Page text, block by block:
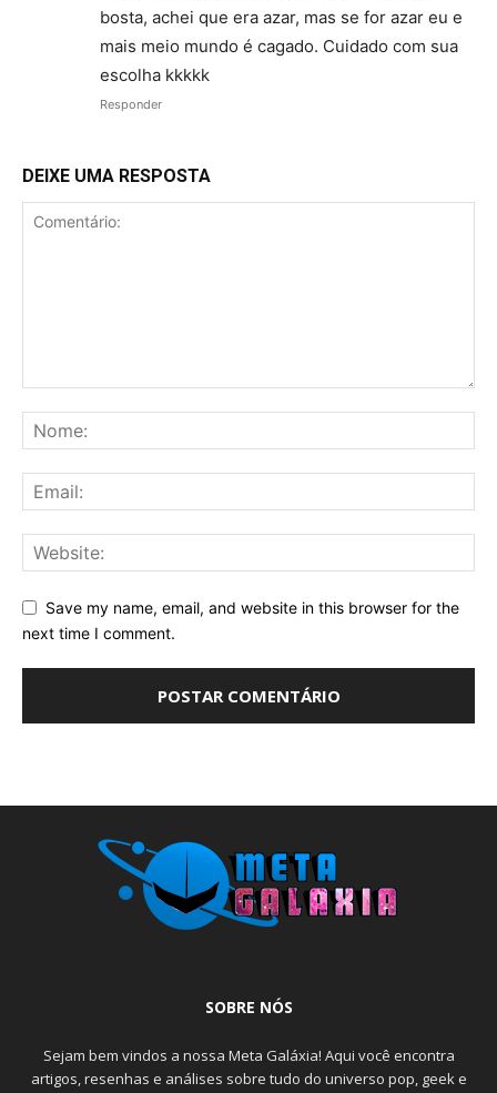
bosta, achei que era azar, mas se for azar eu e
mais meio mundo é cagado. Cuidado com sua
escolha kkkkk
Responder
DEIXE UMA RESPOSTA
Save my name, email, and website in this browser for the
next time I comment.
SOBRE NÓS
Sejam bem vindos a nossa Meta Galáxia! Aqui você encontra
artigos, resenhas e análises sobre tudo do universo pop, geek e